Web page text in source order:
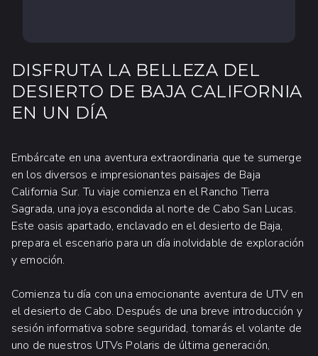
DISFRUTA LA BELLEZA DEL
DESIERTO DE BAJA CALIFORNIA
EN UN DÍA
Embárcate en una aventura extraordinaria que te sumerge
en los diversos e impresionantes paisajes de Baja
California Sur. Tu viaje comienza en el Rancho Tierra
Sagrada, una joya escondida al norte de Cabo San Lucas.
Este oasis apartado, enclavado en el desierto de Baja,
prepara el escenario para un día inolvidable de exploración
y emoción.
Comienza tu día con una emocionante aventura de UTV en
el desierto de Cabo. Después de una breve introducción y
sesión informativa sobre seguridad, tomarás el volante de
uno de nuestros UTVs Polaris de última generación,